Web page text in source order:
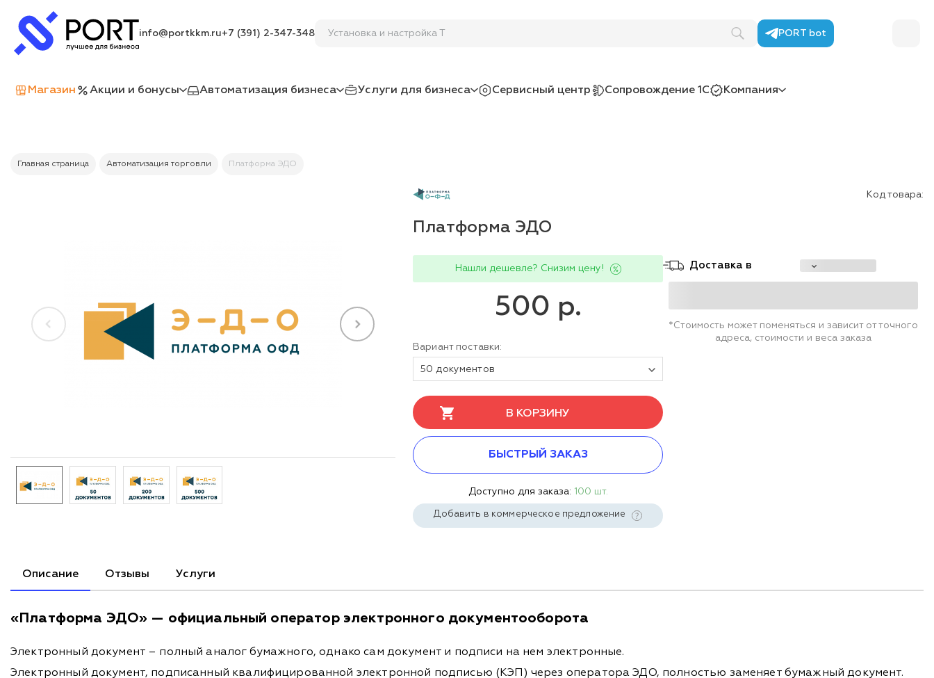
info@portkkm.ru+7 (391) 2-347-348 Установка и PORT bot
Магазин Акции и бонусы Автоматизация бизнеса Услуги для бизнеса Сервисный центр Сопровождение 1С Компания
Главная страница Автоматизация торговли Платформа ЭДО
Код товара:
Платформа ЭДО
Нашли дешевле? Снизим цену!
500 р.
Вариант поставки:
50 документов
В КОРЗИНУ
БЫСТРЫЙ ЗАКАЗ
Доступно для заказа: 100 шт.
Добавить в коммерческое предложение
Доставка в
*Стоимость может поменяться и зависит от точного
адреса, стоимости и веса заказа
Описание Отзывы Услуги
«Платформа ЭДО» — официальный оператор электронного документооборота
Электронный документ – полный аналог бумажного, однако сам документ и подписи на нем электронные.
Электронный документ, подписанный квалифицированной электронной подписью (КЭП) через оператора ЭДО, полностью заменяет бумажный документ.